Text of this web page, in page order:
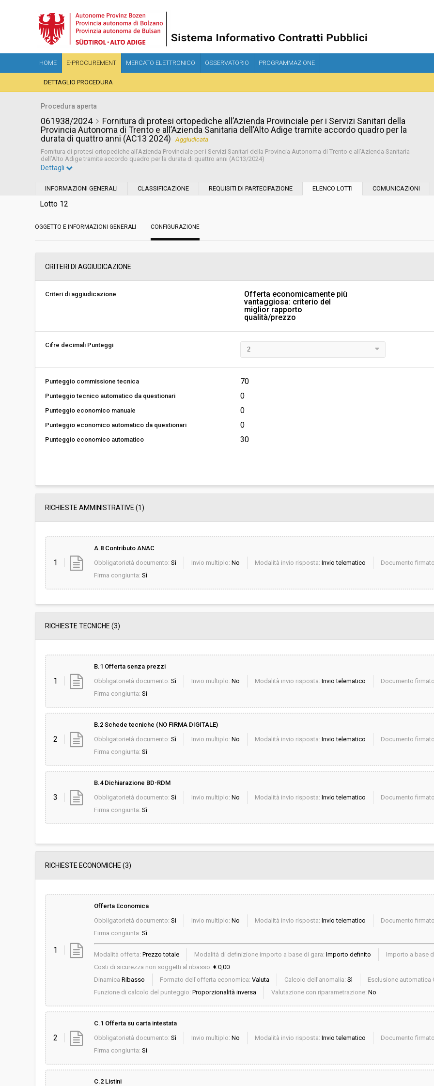
HOME E-PROCUREMENT MERCATO ELETTRONICO OSSERVATORIO PROGRAMMAZIONE
DETTAGLIO PROCEDURA
Procedura aperta
061938/2024
Fornitura di protesi ortopediche all’Azienda Provinciale per i Servizi Sanitari della
Provincia Autonoma di Trento e all’Azienda Sanitaria dell’Alto Adige tramite accordo quadro per la
durata di quattro anni (AC13 2024)
Aggiudicata
Fornitura di protesi ortopediche all’Azienda Provinciale per i Servizi Sanitari della Provincia Autonoma di Trento e all’Azienda Sanitaria
dell’Alto Adige tramite accordo quadro per la durata di quattro anni (AC13/2024)
Tipo di contratto:
Servizi sociali: No
Scelta del contraente: Procedura aperta Svolgimento:
Responsabile fase di affidamento: Edoardo Wegher Responsabile fase di esecuzione:
Dettagli
INFORMAZIONI GENERALI CLASSIFICAZIONE REQUISITI DI PARTECIPAZIONE ELENCO LOTTI COMUNICAZIONI
Lotto 12
OGGETTO E INFORMAZIONI GENERALI CONFIGURAZIONE
CRITERI DI AGGIUDICAZIONE
Criteri di aggiudicazione
Offerta economicamente più
vantaggiosa: criterio del
miglior rapporto
qualità/prezzo
Cifre decimali Punteggi
Punteggio commissione tecnica 70
Punteggio tecnico automatico da questionari 0
Punteggio economico manuale 0
Punteggio economico automatico da questionari 0
Punteggio economico automatico 30
RICHIESTE AMMINISTRATIVE (1)
1
A.8 Contributo ANAC
Obbligatorietà documento: Sì Invio multiplo: No Modalità invio risposta: Invio telematico Documento
Firma congiunta: Sì
RICHIESTE TECNICHE (3)
1
B.1 Offerta senza prezzi
Obbligatorietà documento: Sì Invio multiplo: No Modalità invio risposta: Invio telematico Documento
Firma congiunta: Sì
2
B.2 Schede tecniche (NO FIRMA DIGITALE)
Obbligatorietà documento: Sì Invio multiplo: No Modalità invio risposta: Invio telematico Documento
Firma congiunta: Sì
3
B.4 Dichiarazione BD-RDM
Obbligatorietà documento: Sì Invio multiplo: No Modalità invio risposta: Invio telematico Documento
Firma congiunta: Sì
RICHIESTE ECONOMICHE (3)
1
Offerta Economica
Obbligatorietà documento: Sì Invio multiplo: No Modalità invio risposta: Invio telematico Documento
Firma congiunta: Sì
Modalità offerta: Prezzo totale Modalità di definizione importo a base di gara: Importo definito Importo a base
Costi di sicurezza non soggetti al ribasso: € 0,00
Dinamica Ribasso Formato dell'offerta economica: Valuta Calcolo dell’anomalia: Sì Esclusione automatica
Funzione di calcolo del punteggio: Proporzionalità inversa Valutazione con riparametrazione: No
2
C.1 Offerta su carta intestata
Obbligatorietà documento: Sì Invio multiplo: No Modalità invio risposta: Invio telematico Documento
Firma congiunta: Sì
C.2 Listini